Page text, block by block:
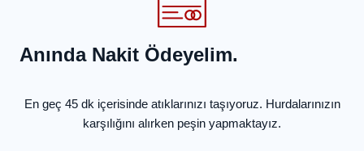
Anında Nakit Ödeyelim.
En geç 45 dk içerisinde atıklarınızı taşıyoruz. Hurdalarınızın
karşılığını alırken peşin yapmaktayız.